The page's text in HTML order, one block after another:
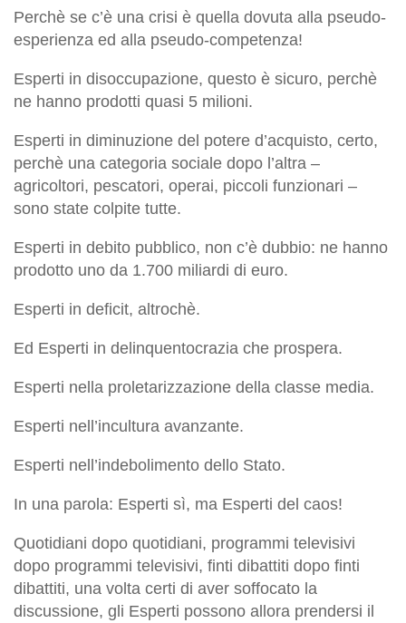
Perchè se c’è una crisi è quella dovuta alla pseudo-
esperienza ed alla pseudo-competenza!
Esperti in disoccupazione, questo è sicuro, perchè
ne hanno prodotti quasi 5 milioni.
Esperti in diminuzione del potere d’acquisto, certo,
perchè una categoria sociale dopo l’altra –
agricoltori, pescatori, operai, piccoli funzionari –
sono state colpite tutte.
Esperti in debito pubblico, non c’è dubbio: ne hanno
prodotto uno da 1.700 miliardi di euro.
Esperti in deficit, altrochè.
Ed Esperti in delinquentocrazia che prospera.
Esperti nella proletarizzazione della classe media.
Esperti nell’incultura avanzante.
Esperti nell’indebolimento dello Stato.
In una parola: Esperti sì, ma Esperti del caos!
Quotidiani dopo quotidiani, programmi televisivi
dopo programmi televisivi, finti dibattiti dopo finti
dibattiti, una volta certi di aver soffocato la
discussione, gli Esperti possono allora prendersi il